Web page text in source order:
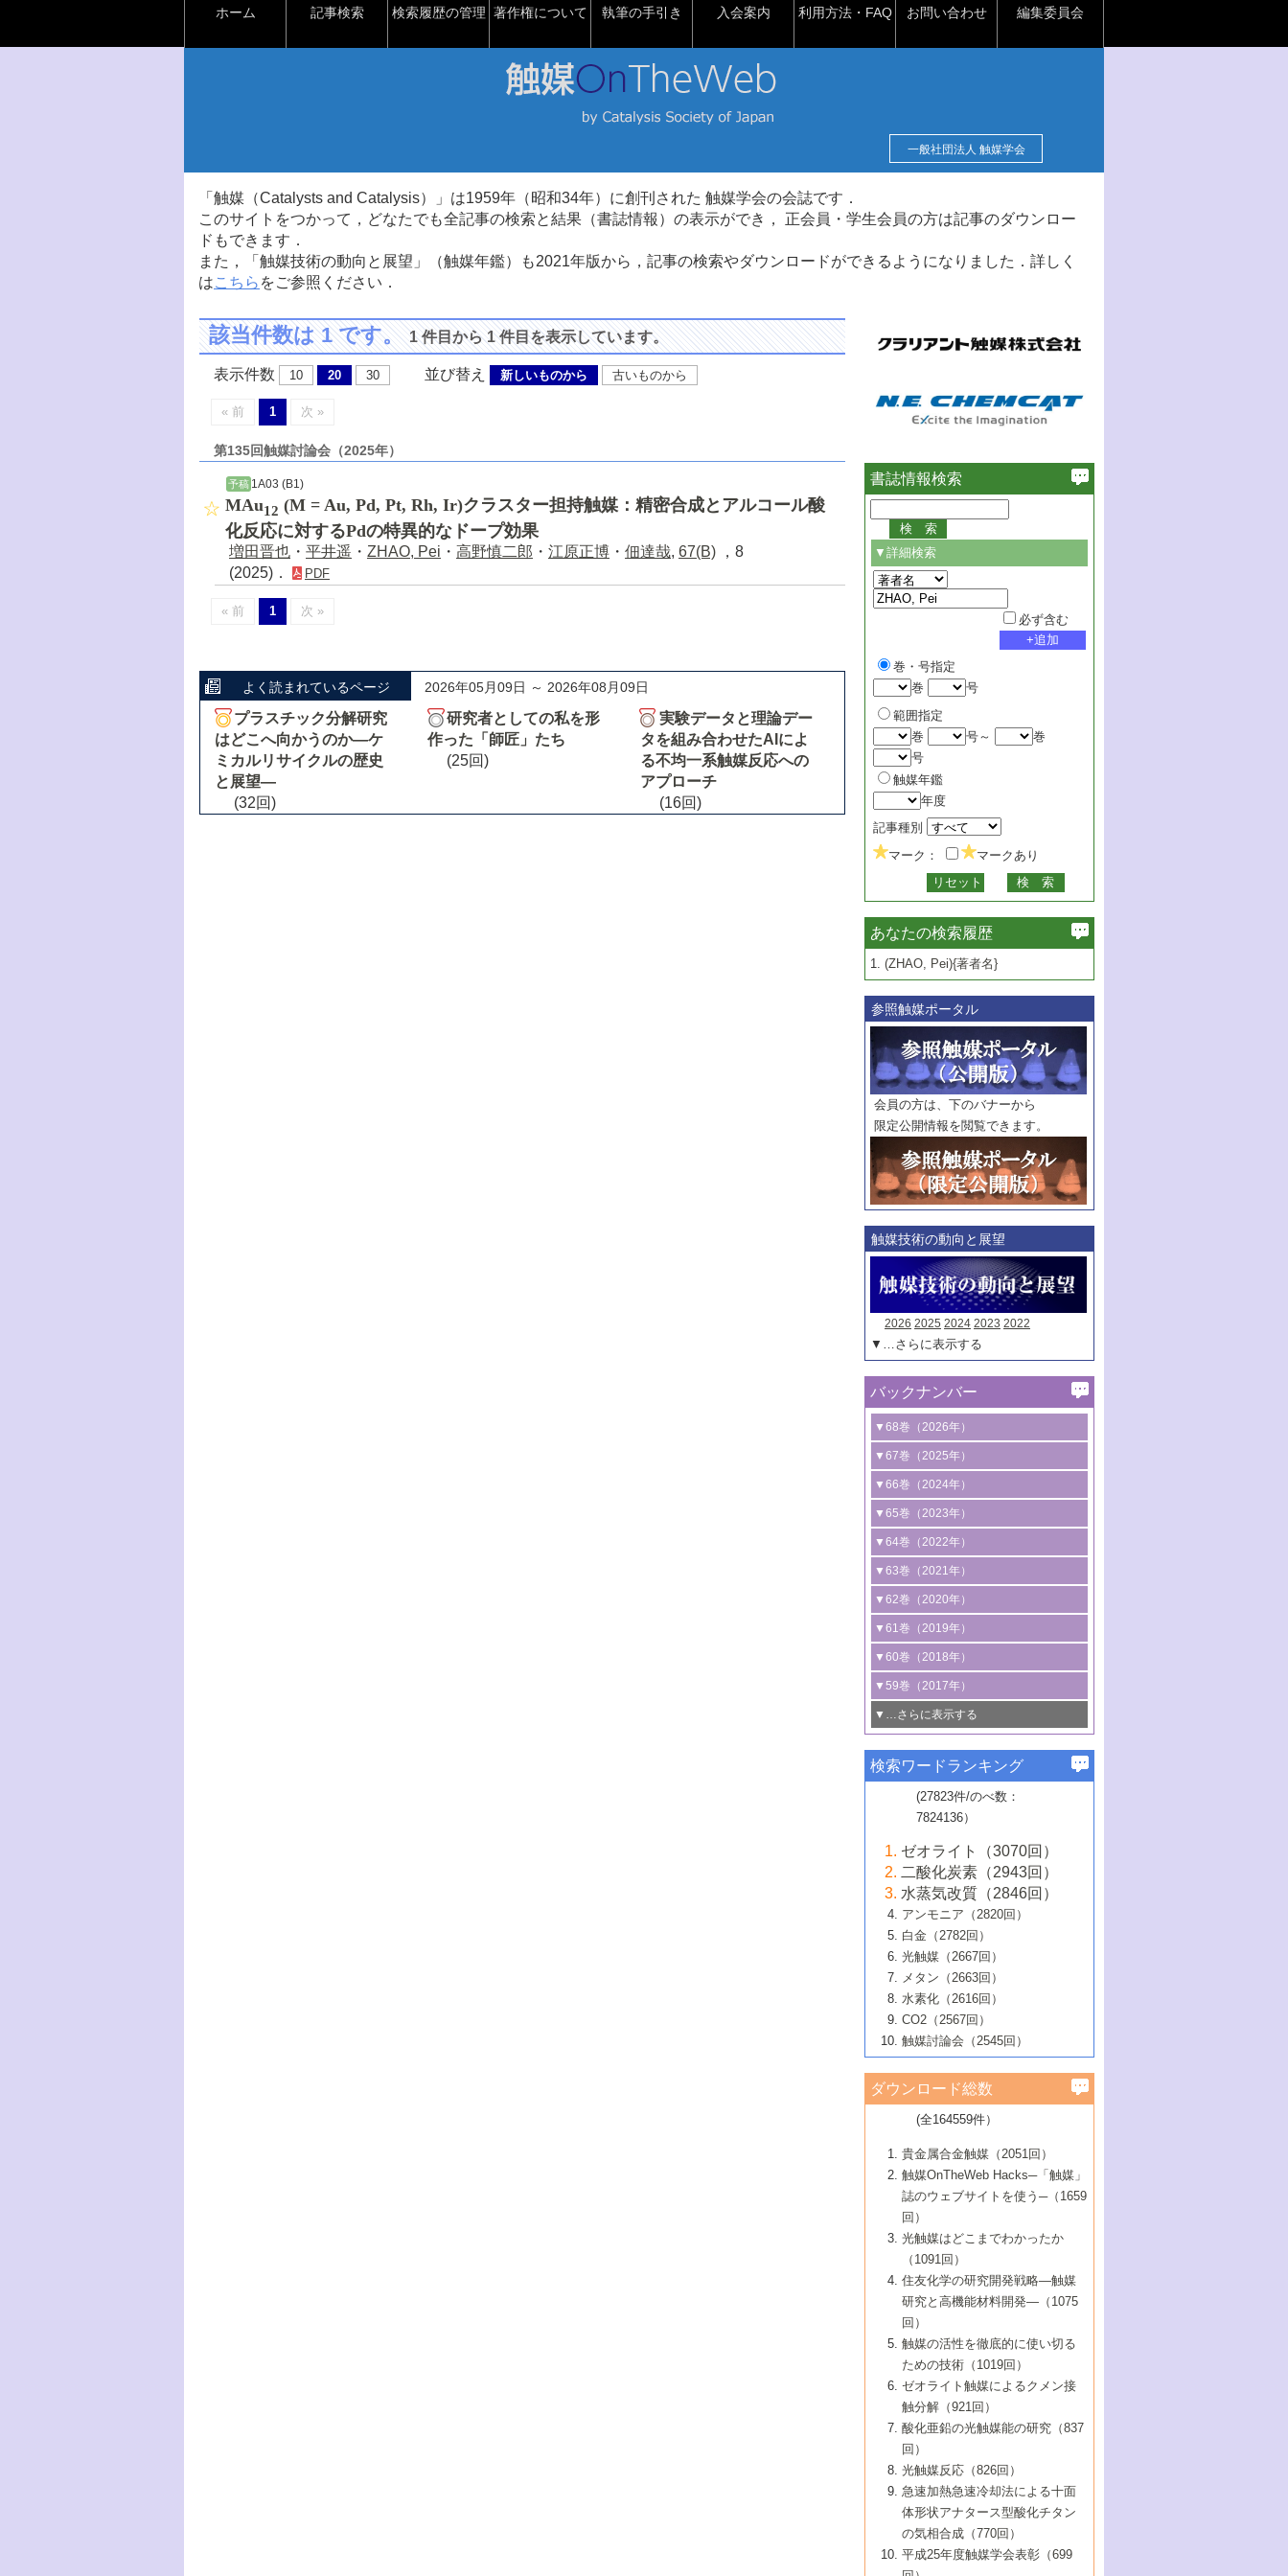
ホーム 記事検索 検索履歴の管理 著作権について 執筆の手引き 入会案内 利用方法・FAQ お問い合わせ 編集委員会
一般社団法人 触媒学会
「触媒（Catalysts and Catalysis）」は1959年（昭和34年）に創刊された 触媒学会の会誌です．
このサイトをつかって，どなたでも全記事の検索と結果（書誌情報）の表示ができ， 正会員・学生会員の方は記事のダウンロー
ドもできます．
また，「触媒技術の動向と展望」（触媒年鑑）も2021年版から，記事の検索やダウンロードができるようになりました．詳しく
はこちら をご参照ください．
該当件数は 1 です。1 件目から 1 件目を表示しています。
表示件数 10 20 30 並び替え 新しいものから 古いものから
« 前 1 次 »
第135回触媒討論会（2025年）
予稿 1A03 (B1)
MAu12 (M = Au, Pd, Pt, Rh, Ir)クラスター担持触媒：精密合成とアルコール酸
化反応に対するPdの特異的なドープ効果
増田晋也 ・ 平井遥 ・ ZHAO, Pei ・ 高野慎二郎 ・ 江原正博 ・ 佃達哉, 67(B) ，8
(2025)．
PDF
« 前 1 次 »
よく読まれているページ 2026年05月09日 ～ 2026年08月09日
プラスチック分解研究
はどこへ向かうのか―ケ
ミカルリサイクルの歴史
と展望―
(32回)
研究者としての私を形
作った「師匠」たち
(25回)
実験データと理論デー
タを組み合わせたAIによ
る不均一系触媒反応への
アプローチ
(16回)
書誌情報検索
▼詳細検索
必ず含む
巻・号指定
巻
号
範囲指定
巻
号～
巻
号
触媒年鑑
年度
記事種別
マーク：
マークあり
あなたの検索履歴
1. (ZHAO, Pei){著者名}
参照触媒ポータル
会員の方は、下のバナーから
限定公開情報を閲覧できます。
触媒技術の動向と展望
2026 2025 2024 2023 2022
▼…さらに表示する
バックナンバー
▼68巻（2026年）
1号 過酸化水素合成に関する研究動向
2号 コンピューター技術により加速する
触媒開発
3号 有機分子変換やCO 資源化のための
光触媒に関する最近の研究
B号 第137回触媒討論会（2026年）
▼67巻（2025年）
1号 CO
水素化によるグリーン燃料/グリ
ーンケミカル製造
2号 水素製造のための水分解技術に関す
る最近の研究
3号 オレフィン系樹脂の精密合成に関す
る最新技術
4号 アルコール類の効率的変換を実現す
る非貴金属触媒の研究動向
5号 ゼオライトの合成と応用における研
究動向
6号 ヘテロ接合界面
B号 第135回触媒討論会（2025年）
▼66巻（2024年）
1号 低次元ナノ構造を有する触媒材料
2号 規制反応場を活用した固体触媒研究
の新展開
3号 未踏分子変換を目指した酸化触媒プ
ロセスの最前線
4号 シンクロトロン放射光および中性子
線を利用した触媒解析技術の最先端
5号 単原子触媒
6号 参照触媒委員会からのお知らせ
B号 第133回触媒討論会（2023年）
▼65巻（2023年）
1号 炭素が関わる触媒機能
2号 プラスチックケミカルリサイクルの
ための触媒技術
3号 非酸化物系金属化合物を基盤とした
触媒材料の開発
4号 格子酸素・格子酸素欠陥を利用した
触媒反応
5号 生体触媒によるエネルギー変換反応
6号 窒素とリンの循環のための触媒・機
能性材料
▼64巻（2022年）
1号 合成ガス製造とCOを用いるケミカル
ズ合成の最新動向
2号 化学品合成のための合金触媒開発
3号 CO の排出削減および有効活用のた
めの触媒技術
4号 若手による情報発信企画～とびたて
若き触媒の研究者たち～（1）
若き触媒の研究者たち～（2）
6号 石油のノーブル・ユースを志向した
触媒技術
大学：オンライン・対面開催）
▼63巻（2021年）
1号 金触媒の新展開
2号 ペロブスカイト
3号 特殊反応場を利用した触媒的分子変
換反応
4号 多孔質材料を用いた触媒の新展開
5号 情報学的手法を用いた触媒開発
6号 カーボンニュートラルに向けた電解
技術
B号 第127回触媒討論会（2021年・オン
ライン開催(Zoom)のみ）
▼62巻（2020年）
1号 触媒設計を拓く欠陥構造のキャラク
タリゼーション
2号 機能化学品製造に資するクリーンな
触媒的酸化反応
3号 水処理のための触媒化学
4号 光触媒を用いた水分解の最新の研究
動向
5号 次世代の触媒プロセスを支えるマイ
6号 メタン転換技術の最新動向
B号 第125回触媒討論会（2020年・工学
院大学）
▼61巻（2019年）
1号 物質移動制御に着目した触媒プロセ
ス開発
2号 CO2 フリー水素サプライチェーンに
関わる触媒開発動向
3号 精密高分子合成に関する最近の研究
動向
4号 バイオマス化成品製造のための触媒
5号 固体触媒による含窒素有機化合物変
換の最前線
6号 貴金属使用量低減に向けた自動車排
ガス浄化触媒の開発
B号 第123回触媒討論会（2019年・大阪
▼60巻（2018年）
1号 固体酸触媒の最新の研究動向
2号 二酸化炭素からの有用化学品合成
3号 ナノ粒子・クラスター触媒の最前線
4号 60周年記念企画
5号 進化するゼオライト合成技術
6号 非貴金属系触媒における電気化学的
B号 第121回触媒討論会（2018年・東京
大学）
▼59巻（2017年）
1号 いたるところに，触媒
最先端技術
3号 無機分離膜材料の開発と触媒反応プ
ロセスへの適用
5号 水素のふるまいを解き明かす最先端
研究
6号 低級アルカンの有効利用のための触
媒技術
B号 第119回触媒討論会（2017年・首都
大学東京）
▼…さらに表示する
1号 ユニークな構造の高分子を生み出す触
2号 リグニンからの化成品製造に向けた触
媒技術
3号 触媒研究の最先端～とびたて若き研究
者たち～（1）
4号 触媒研究の最先端～とびたて若き研究
者たち～（2）
5号 触媒研究の最先端～とびたて若き研究
者たち～（3）
6号 イオニクス材料と燃料電池・電解合成
の最新の研究動向
B号 第117回触媒討論会（2016年・大阪府
立大学）
▼57巻（2015年）
1号 水素キャリアにかかわる触媒技術の新
2号 石油精製用触媒の最近の進展
3号 固体酸化物形燃料電池（SOFC）におけ
るアノード触媒上での燃料直接改質技術
4号 コアシェル構造の制御による触媒機能
5号 工業触媒およびその周辺技術の最近の
進歩
6号 ナノシート
B号 第115回触媒討論会（2015年・成蹊大
▼56巻（2014年）
2号 光触媒反応機構に関する最新の研究動
向
開発動向
4号 人工光合成に向けた近年のアプローチ
5号 未利用熱エネルギーの有効活用に貢献
する触媒技術
6号 ポリオキソメタレート
B号 第113回触媒討論会（2014年・ロワジ
ールホテル豊橋）
1号 高耐久性燃料電池システム用触媒にお
ける新展開
2号 リビングラジカル重合の最近の動向
3号 天然ガスの化学工業的展開に関する触
媒技術
4号 貴金属触媒の精密構造制御とその活用
5号 バイオマス化成品製造のための固体触
6号 ナノ空間─吸着状態解析から新機能開拓
B号 第111回触媒討論会（2013年・関西大
▼54巻（2012年）
1号 規則性多孔体の利用技術における最近
の進歩
2号 第109回触媒討論会
3号 貴金属低減技術の最新動向
4号 貴金属代替技術の最新動向
5号 光触媒による物質変換反応の新展開
6号 グラフェン
7号 水素を利用する化成品合成の新潮流
▼53巻（2011年）
1号 金属学から見る合金触媒の新展開
2号 第107回触媒討論会
3号 触媒のその場観察法の進歩（１）
4号 触媒のその場観察法の進歩（２）
5号 不活性結合の触媒的活性化による有機
合成
6号 新しい固体酸触媒技術
7号 ゼオライト合成における最近の進歩
▼52巻（2010年）
1号 触媒の劣化対策と長寿命触媒開発
2号 第105回触媒討論会
3号 ナノ構造が拓く新機能
4号 活性サイトおよびその環境の精密な設
計による触媒の高機能化
5号 触媒を有効に使うための技術
7号 有機分子触媒による精密有機合成
8号 高機能化ポリオレフィンに向けた重合
触媒の最近の進展
1号 炭素材料－熱い注目を集める材料－
2号 第103回触媒討論会
3号 環境浄化用光触媒の現状と課題
4号 水素社会の実現に向けた水素製造・貯
蔵技術の進歩
5号 CO2が関わる触媒・材料
7号 持続可能社会実現のための触媒および
触媒関連技術
▼50巻（2008年）
1号 触媒化学と学会のこの10年，半世紀，
そして未来
2号 第101回触媒討論会
4号 錯体を利用したユニークな表面構造の
構築と機能
5号 若手会員による触媒研究の未来展望1：
企業編
6号 第102回触媒討論会
7号 触媒・化学反応における計算化学の進
8号 若手研究者による触媒研究の未来展望
2：大学・研究所編
▼49巻（2007年）
1号 含フッ素化合物の合成と触媒
2号 第99回触媒討論会
3号 実用的ファインケミカル合成プロセス
を実現する触媒
5号 こんな物質，あんな物質―新たな触媒
の可能性―
7号 『結晶の化学』を活かした触媒研究
8号 イオン液体の応用
▼48巻（2006年）
1号 固体酸触媒の最近の進歩
2号 第97回触媒討論会
3号 リビング重合触媒の最近の展開
5号 水素製造・貯蔵のための触媒技術の新
しい展開
6号 第98回触媒討論会
7号 基礎化学品製造の触媒技術
8号 多機能型リアクター
1号 最近の触媒担体とその効果
2号 第95回触媒討論会
4号 水分解用光触媒材料
5号 時間分解分光の進歩と応用
6号 第96回触媒討論会
8号 超臨界流体を用いた化学プロセスの新
▼46巻（2004年）
1号 部分酸化反応触媒の最前線
2号 第93回触媒討論会
3号 特殊エネルギー場の触媒反応
4号 生体内における金属の触媒作用
5号 ファインケミカルズの展開に寄与する
6号 第94回触媒討論会
7号 サブナノレベルでみた新しい表面現象
8号 オレフィン重合触媒の新たな展
▼45巻（2003年）
1号 なぜこの触媒が良いのか？
2号 第91回触媒討論会
3号 最近の自動車排ガス処理技術
4号 触媒研究の現状と将来─第90回触媒討論
5号 基礎化学品製造の触媒技術
6号 第92回触媒討論会
7号 基礎化学品製造の触媒技術
8号 資源の循環と触媒技術
▼44巻（2002年）
1号 高次制御された触媒の化学
2号 第89回触媒討論会
3号 触媒を利用した電気化学の新展開
4号 ナノ材料の調製と機能化
5号 こんな触媒が欲しい
6号 第90回触媒討論会
7号 触媒研究と学術雑誌/情報
8号 若い世代からみた触媒化学の現状と未
▼43巻（2001年）
1号 グリーンケミストリーと触媒
2号 第87回触媒討論会特集号
3号 生体触媒とバイオプロセス
4号 水素製造・利用の触媒化学
5号 触媒研究における新しい切り口：コン
ビナトリアルケミストリー
6号 第88回触媒討論会特集号
7号 企業における触媒研究のブレークスル
8号 この材料を触媒として使ってみません
▼42巻（2000年）
1号 触媒反応工学の明日を拓く
2号 第85回触媒討論会
3号 反応ダイナミクス
5号 触媒のおもしろさをどのように伝える
6号 第86回触媒討論会
7号 水素化精製触媒の新しい展開
8号 新しい反応性と機能性を目指した金属
クラスタ-化学
▼41巻（1999年）
1号 孔、穴、あな?-特異な空間とその利用-
2号 第83回触媒討論会
3号 均一系触媒反応最前線
4号 実用炭素材料の新展開
5号 研究の方法論を考える
7号 機能性金属材料と触媒
8号 触媒研究へのNMRの応用と展望
▼40巻（1998年）
進展と21世紀への提言/創立40周年記念・触
媒学会この10年の歩みとこれから/創立40周
2号 第81回触媒討論会
3号 計算機触媒化学へのさそい
4号 触媒劣化の制御と予測
5号 最新の実用プロセスと触媒
6号 第82回触媒討論会
7号 ナノ構造体の化学
8号 あの反応は今
1号 均一系と不均一系触媒反応-その特徴と
接点
2号 第79回触媒討論会
3号 最新NO除去触媒の実用化研究
4号 新しい反応場を目指した触媒調製
5号 反応・分離技術の新しい展開
6号 第80回触媒討論会
8号 AFMでみる世界
▼38巻（1996年）
1号 触媒の構造と触媒作用/C1化学を中心と
する21世紀への触媒
3号 オリンピックメダル:金・銀・銅はどん
な触媒作用を示すか
4号 触媒作用における機能の複合化
5号 未来を拓け！若手研究者
6号 第78回触媒討論会
7号 ダイナミックな領域への触媒研究の展
開/C1化学を中心とする21世紀への触媒
▼37巻（1995年）
1号 ファインケミカルズと固体触媒
2号 第75回触媒討論会
3号 希土類を利用した触媒
4号 触媒とリサイクル
5号 エネルギー変換触媒
6号 第76回触媒討論会
7号 表面吸着相の新しい展開
8号 マイクロポーラス・クリスタル触媒の
▼36巻（1994年）
1号 電気化学と触媒
2号 第73回触媒討論会
3号 C4化学の展開
4号 《通常号》
5号 《通常号》
6号 第74回触媒討論会
▼35巻（1993年）
1号 工業触媒開発マニュアル―探索から工
業化まで
2号 第71回触媒討論会
3号 研究開発のうらおもて―着想と展開
4号 触媒劣化と寿命の予測
5号 環境に優しい触媒
▼34巻（1992年）
1号 インパクトを与えたこの研究
2号 第69回触媒討論会
3号 ケミカルズ合成触媒―新しい展開と応
▼33巻（1991年）
1号 触媒プロセス開発マニュアル―探索か
ら工業化まで，知っておきたいこと PartII
2号 第67回触媒討論会
▼32巻（1990年）
1号 21世紀に向けて触媒研究の飛躍をめざ
す―触媒化学の裾野を広げよう
2号 第65回触媒討論会
▼31巻（1989年）
1号 情報科学と反応設計・材料設計
▼30巻（1988年）
検索ワードランキング
(27823件/のべ数：
7824136）
ゼオライト（3070回）
二酸化炭素（2943回）
水蒸気改質（2846回）
アンモニア（2820回）
白金（2782回）
光触媒（2667回）
メタン（2663回）
水素化（2616回）
CO2（2567回）
触媒討論会（2545回）
ダウンロード総数
(全164559件）
貴金属合金触媒（2051回）
触媒OnTheWeb Hacks─「触媒」
誌のウェブサイトを使う─（1659
回）
光触媒はどこまでわかったか
（1091回）
住友化学の研究開発戦略―触媒
研究と高機能材料開発―（1075
回）
触媒の活性を徹底的に使い切る
ための技術（1019回）
ゼオライト触媒によるクメン接
触分解（921回）
酸化亜鉛の光触媒能の研究（837
回）
光触媒反応（826回）
急速加熱急速冷却法による十面
体形状アナタース型酸化チタン
の気相合成（770回）
平成25年度触媒学会表彰（699